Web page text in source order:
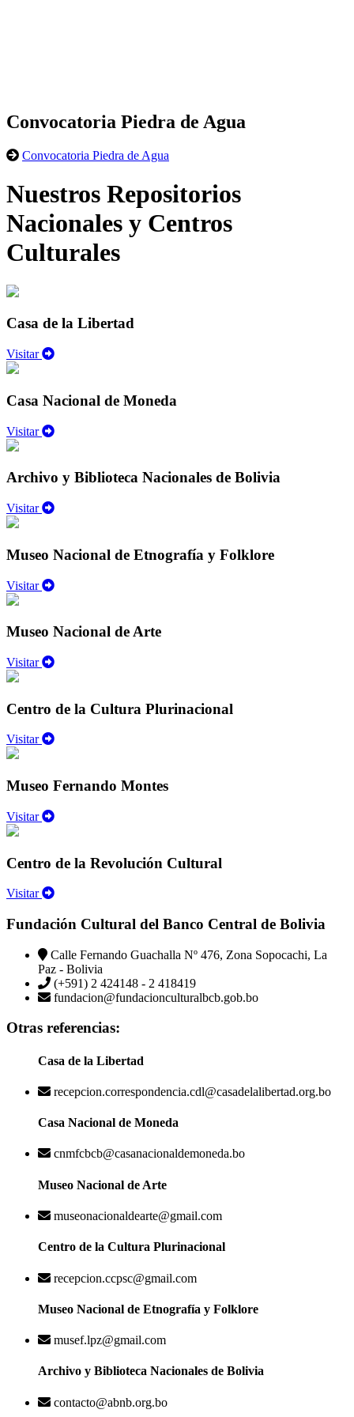
Convocatoria Piedra de Agua
Convocatoria Piedra de Agua
Nuestros Repositorios
Nacionales y Centros
Culturales
Casa de la Libertad
Visitar
Casa Nacional de Moneda
Visitar
Archivo y Biblioteca Nacionales de Bolivia
Visitar
Museo Nacional de Etnografía y Folklore
Visitar
Museo Nacional de Arte
Visitar
Centro de la Cultura Plurinacional
Visitar
Museo Fernando Montes
Visitar
Centro de la Revolución Cultural
Visitar
Fundación Cultural del Banco Central de Bolivia
Calle Fernando Guachalla Nº 476, Zona Sopocachi, La
Paz - Bolivia
(+591) 2 424148 - 2 418419
fundacion@fundacionculturalbcb.gob.bo
Otras referencias:
Casa de la Libertad
recepcion.correspondencia.cdl@casadelalibertad.org.bo
Casa Nacional de Moneda
cnmfcbcb@casanacionaldemoneda.bo
Museo Nacional de Arte
museonacionaldearte@gmail.com
Centro de la Cultura Plurinacional
recepcion.ccpsc@gmail.com
Museo Nacional de Etnografía y Folklore
musef.lpz@gmail.com
Archivo y Biblioteca Nacionales de Bolivia
contacto@abnb.org.bo